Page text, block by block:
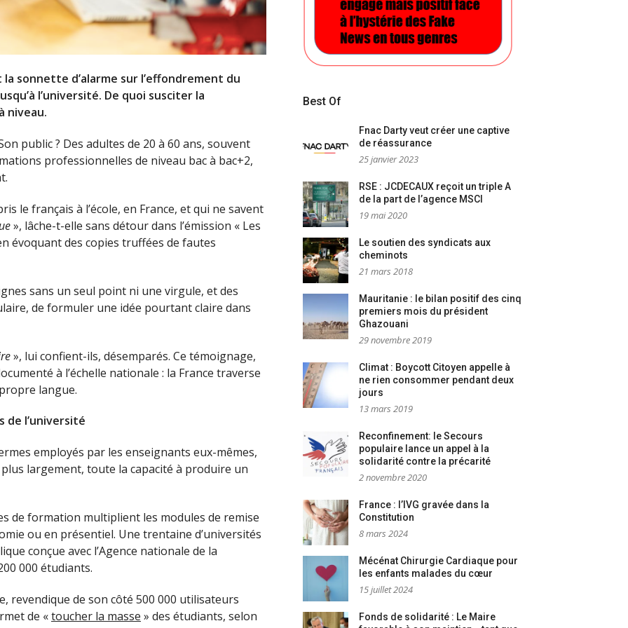
sonnette d’alarme sur l’effondrement du
l’université. De quoi susciter la
niveau.
public ? Des adultes de 20 à 60 ans, souvent
professionnelles de niveau bac à bac+2,
le français à l’école, en France, et qui ne savent
», lâche-t-elle sans détour dans l’émission « Les
évoquant des copies truffées de fautes
sans un seul point ni une virgule, et des
de formuler une idée pourtant claire dans
», lui confient-ils, désemparés. Ce témoignage,
à l’échelle nationale : la France traverse
langue.
de l’université
employés par les enseignants eux-mêmes,
largement, toute la capacité à produire un
de formation multiplient les modules de remise
ou en présentiel. Une trentaine d’universités
conçue avec l’Agence nationale de la
000 étudiants.
revendique de son côté 500 000 utilisateurs
de «toucher la masse » des étudiants, selon
Best Of
Fnac Darty veut créer une captive
de réassurance
25 janvier 2023
RSE : JCDECAUX reçoit un triple A
de la part de l’agence MSCI
19 mai 2020
Le soutien des syndicats aux
cheminots
21 mars 2018
Mauritanie : le bilan positif des cinq
premiers mois du président
Ghazouani
29 novembre 2019
Climat : Boycott Citoyen appelle à
ne rien consommer pendant deux
jours
13 mars 2019
Reconfinement: le Secours
populaire lance un appel à la
solidarité contre la précarité
2 novembre 2020
France : l’IVG gravée dans la
Constitution
8 mars 2024
Mécénat Chirurgie Cardiaque pour
les enfants malades du cœur
15 juillet 2024
Fonds de solidarité : Le Maire